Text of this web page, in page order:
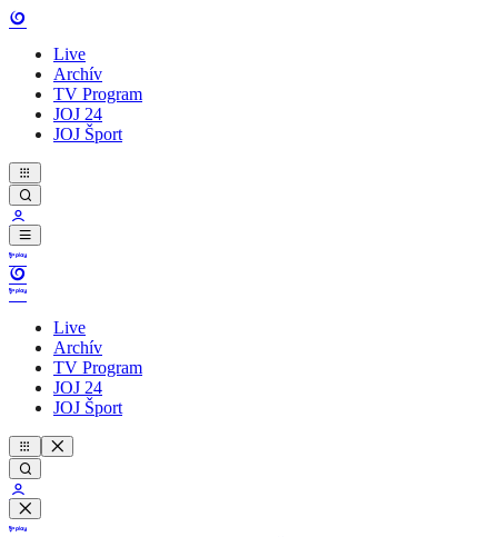
Live
Archív
TV Program
JOJ 24
JOJ Šport
Live
Archív
TV Program
JOJ 24
JOJ Šport